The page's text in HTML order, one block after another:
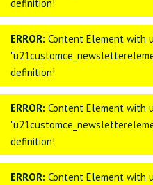
definition!
ERROR: Content Element with
definition!
ERROR: Content Element with
definition!
ERROR: Content Element with